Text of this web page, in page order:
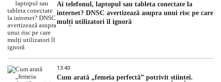
Ai telefonul, laptopul sau tableta conectate la
internet? DNSC avertizează asupra unui risc pe care
mulți utilizatori îl ignoră
13:40
Cum arată „femeia perfectă” potrivit științei.